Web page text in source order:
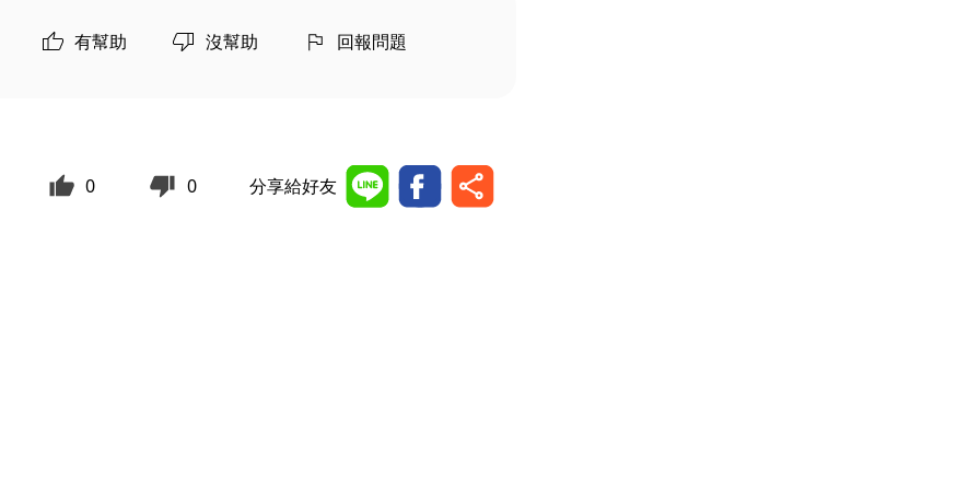
有幫助 沒幫助 回報問題
0 0 分享給好友